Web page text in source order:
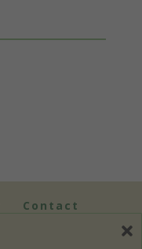
Contact